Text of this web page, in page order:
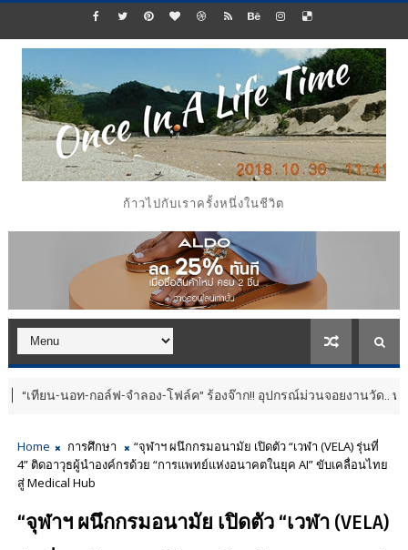
ก้าวไปกับเราครั้งหนึ่งในชีวิต
-กอล์ฟ-จำลอง-โฟล์ค” ร้องจ๊าก!! อุปกรณ์ม่วนจอยงานวัด.. ทำชีวิตสุดปั่นป่
Home การศึกษา
“จุฬาฯ ผนึกกรมอนามัย เปิดตัว “เวฬา (VELA) รุ่นที่
4” ติดอาวุธผู้นำองค์กรด้วย “การแพทย์แห่งอนาคตในยุค AI” ขับเคลื่อนไทย
สู่ Medical Hub
“จุฬาฯ ผนึกกรมอนามัย เปิดตัว “เวฬา (VELA)